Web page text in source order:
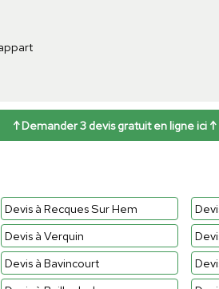
↑ Demander 3 devis gratuit en ligne ici ↑
Devis à Recques Sur Hem
Devis à Verquin
Devis à Bavincourt